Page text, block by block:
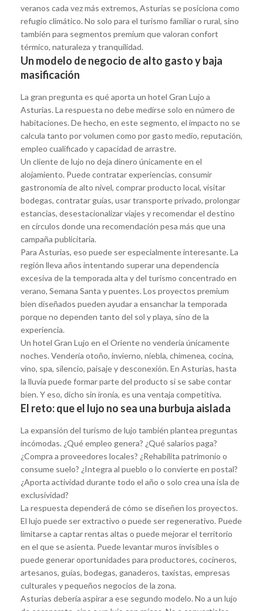
veranos cada vez más extremos, Asturias se posiciona como
refugio climático. No solo para el turismo familiar o rural, sino
también para segmentos premium que valoran confort
térmico, naturaleza y tranquilidad.
Un modelo de negocio de alto gasto y baja
masificación
La gran pregunta es qué aporta un hotel Gran Lujo a
Asturias. La respuesta no debe medirse solo en número de
habitaciones. De hecho, en este segmento, el impacto no se
calcula tanto por volumen como por gasto medio, reputación,
empleo cualificado y capacidad de arrastre.
Un cliente de lujo no deja dinero únicamente en el
alojamiento. Puede contratar experiencias, consumir
gastronomía de alto nivel, comprar producto local, visitar
bodegas, contratar guías, usar transporte privado, prolongar
estancias, desestacionalizar viajes y recomendar el destino
en círculos donde una recomendación pesa más que una
campaña publicitaria.
Para Asturias, eso puede ser especialmente interesante. La
región lleva años intentando superar una dependencia
excesiva de la temporada alta y del turismo concentrado en
verano, Semana Santa y puentes. Los proyectos premium
bien diseñados pueden ayudar a ensanchar la temporada
porque no dependen tanto del sol y playa, sino de la
experiencia.
Un hotel Gran Lujo en el Oriente no vendería únicamente
noches. Vendería otoño, invierno, niebla, chimenea, cocina,
vino, spa, silencio, paisaje y desconexión. En Asturias, hasta
la lluvia puede formar parte del producto si se sabe contar
bien. Y eso, dicho sin ironía, es una ventaja competitiva.
El reto: que el lujo no sea una burbuja aislada
La expansión del turismo de lujo también plantea preguntas
incómodas. ¿Qué empleo genera? ¿Qué salarios paga?
¿Compra a proveedores locales? ¿Rehabilita patrimonio o
consume suelo? ¿Integra al pueblo o lo convierte en postal?
¿Aporta actividad durante todo el año o solo crea una isla de
exclusividad?
La respuesta dependerá de cómo se diseñen los proyectos.
El lujo puede ser extractivo o puede ser regenerativo. Puede
limitarse a captar rentas altas o puede mejorar el territorio
en el que se asienta. Puede levantar muros invisibles o
puede generar oportunidades para productores, cocineros,
artesanos, guías, bodegas, ganaderos, taxistas, empresas
culturales y pequeños negocios de la zona.
Asturias debería aspirar a ese segundo modelo. No a un lujo